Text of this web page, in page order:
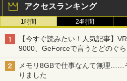
アクセスランキング
1時間 24時間
【今すぐ読みたい！人気記事】
9000、GeForceで言うとどのぐ
メモリ8GBで仕事なんて無理……
りました